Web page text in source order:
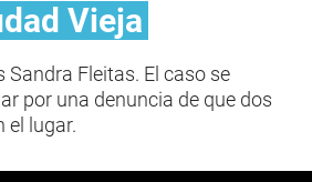
Vieja
Sandra Fleitas. El caso se
por una denuncia de que dos
el lugar.